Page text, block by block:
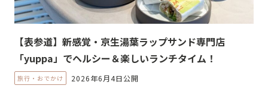
【表参道】新感覚・京生湯葉ラップサンド専門店
「yuppa」でヘルシー＆楽しいランチタイム！
旅行・おでかけ 2026年6月4日公開